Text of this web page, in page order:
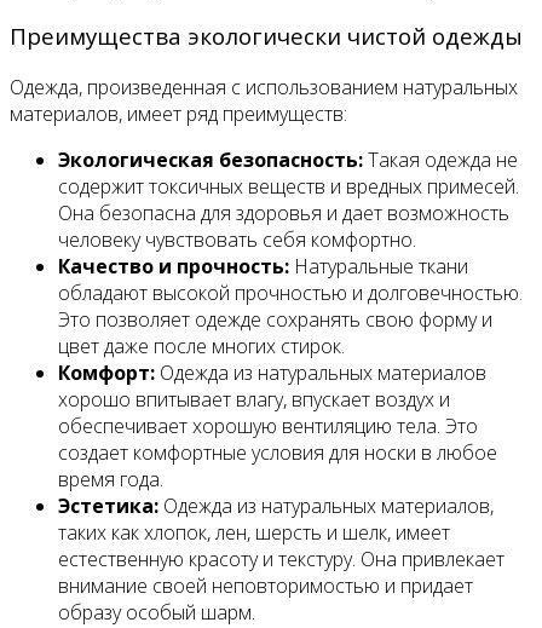
Преимущества экологически чистой одежды
Одежда, произведенная с использованием натуральных
материалов, имеет ряд преимуществ:
Экологическая безопасность:Такая одежда не
содержит токсичных веществ и вредных примесей.
Она безопасна для здоровья и дает возможность
человеку чувствовать себя комфортно.
Качество и прочность: Натуральные ткани
обладают высокой прочностью и долговечностью.
Это позволяет одежде сохранять свою форму и
цвет даже после многих стирок.
Комфорт: Одежда из натуральных материалов
хорошо впитывает влагу, впускает воздух и
обеспечивает хорошую вентиляцию тела. Это
создает комфортные условия для носки в любое
время года.
Эстетика: Одежда из натуральных материалов,
таких как хлопок, лен, шерсть и шелк, имеет
естественную красоту и текстуру. Она привлекает
внимание своей неповторимостью и придает
образу особый шарм.